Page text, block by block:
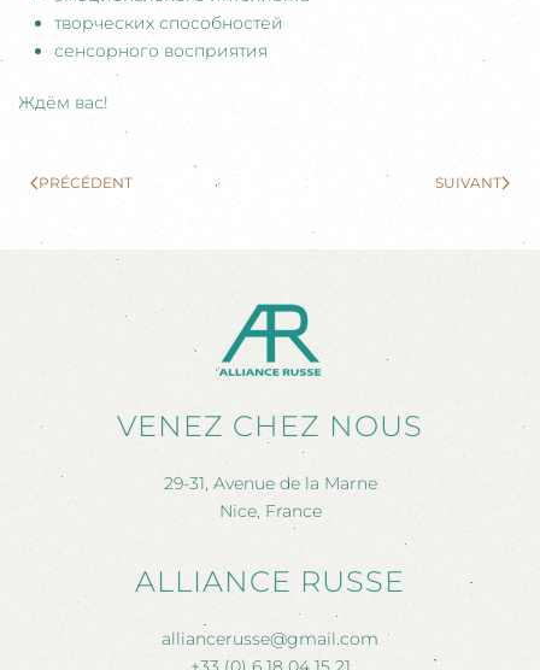
творческих способностей
сенсорного восприятия
Ждём вас!
PRÉCÉDENT SUIVANT
VENEZ CHEZ NOUS
29-31, Avenue de la Marne
Nice, France
ALLIANCE RUSSE
alliancerusse@gmail.com